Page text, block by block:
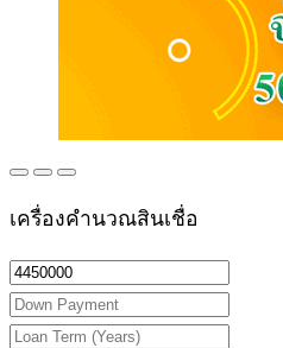
เครื่องคำนวณสินเชื่อ